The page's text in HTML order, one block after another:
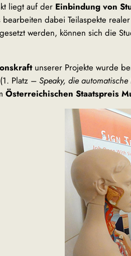
liegt auf der Einbindung von
bearbeiten dabei Teilaspekte
werden, können sich die
unserer Projekte wurde
(1. Platz – Speaky, die automatische
Österreichischen Staatspreis